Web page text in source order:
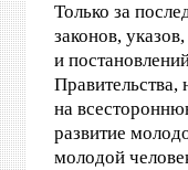
Только за
законов, указов,
и
Правительства,
на
развитие
молодой